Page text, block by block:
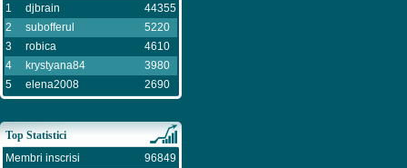
1
djbrain
44355
2
subofferul
5220
3
robica
4610
4
krystyana84
3980
5
elena2008 2690
Top Statistici
Membri inscrisi
96849